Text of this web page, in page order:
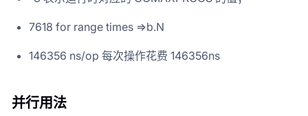
7618 for range times =>b.N
146356 ns/op 每次操作花费 146356ns
并行用法